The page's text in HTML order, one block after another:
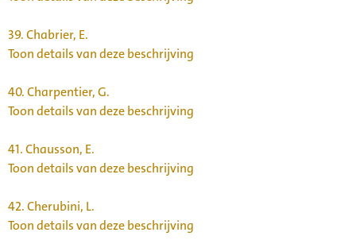
39.Chabrier, E.
Toon details van deze beschrijving
40.Charpentier, G.
Toon details van deze beschrijving
41.Chausson, E.
Toon details van deze beschrijving
42.Cherubini, L.
Toon details van deze beschrijving